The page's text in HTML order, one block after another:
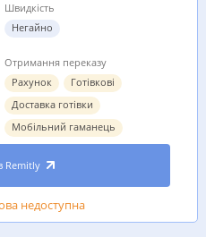
Швидкість
Негайно
Отримання переказу
Рахунок
Готівкові
Доставка готівки
Мобільний гаманець
Remitly
недоступна